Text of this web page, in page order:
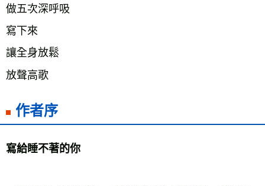
做五次深呼吸
寫下來
讓全身放鬆
放聲高歌
作者序
寫給睡不著的你